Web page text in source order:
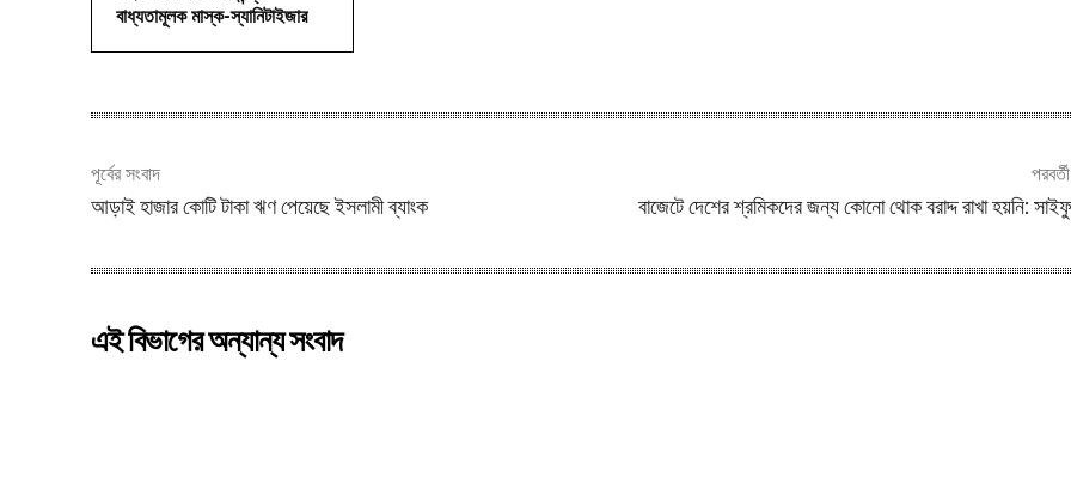
বাধ্যতামূলক মাস্ক-স্যানিটাইজার
পূর্বের সংবাদ
আড়াই হাজার কোটি টাকা ঋণ পেয়েছে ইসলামী ব্যাংক বাজেটে দেশের শ্রমিকদের জন্য কোনো থোক বরাদ্দ রাখা হয়নি:
এই বিভাগের অন্যান্য সংবাদ